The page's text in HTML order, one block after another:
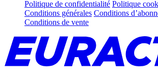
Politique de confidentialité Politique
Conditions générales Conditions
Conditions de vente